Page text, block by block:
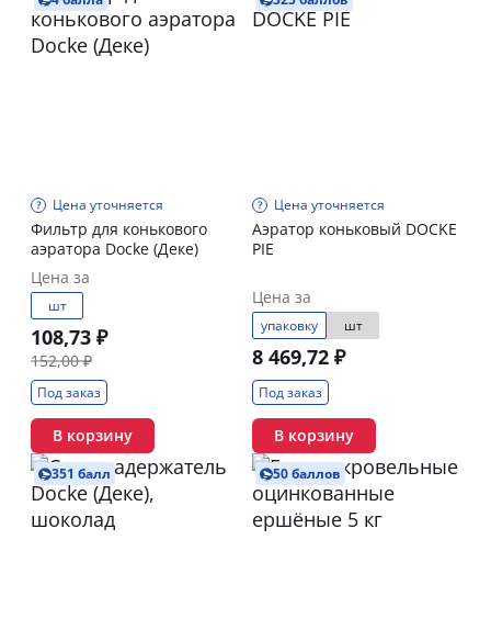
Цена уточняется
Фильтр для конькового
аэратора Docke (Деке)
Цена за
шт
108,73 ₽
152,00 ₽
Под заказ
В корзину
Цена уточняется
Аэратор коньковый DOCKE
PIE
Цена за
упаковку шт
8 469,72 ₽
Под заказ
В корзину
351 балл 50 баллов